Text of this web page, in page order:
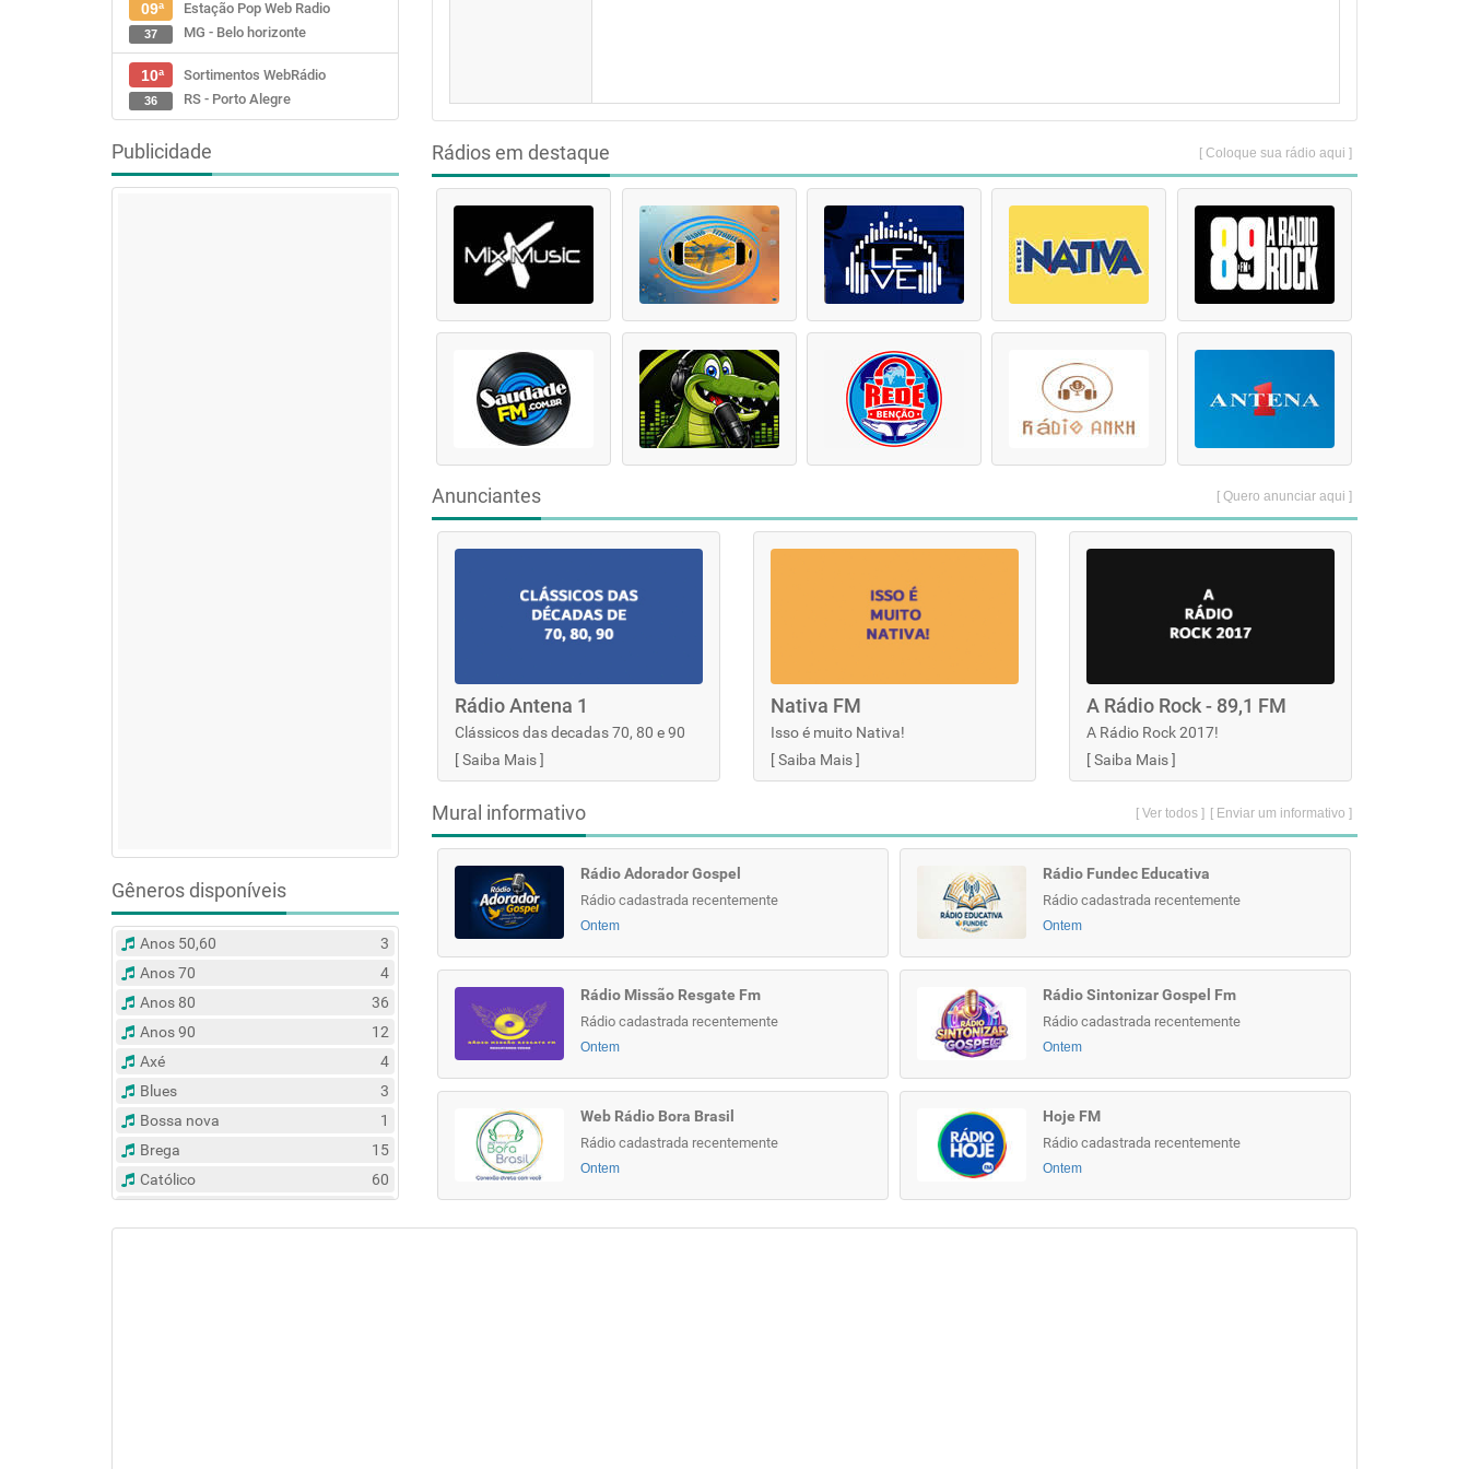
09ª
Estação Pop Web Radio
MG - Belo horizonte
37
10ª
Sortimentos WebRádio
RS - Porto Alegre
36
Publicidade
Gêneros disponíveis
Anos 50,60
3
Anos 70
4
Anos 80
36
Anos 90
12
Axé
4
Blues
3
Bossa nova
1
Brega
15
Católico
60
Rádios em destaque [ Coloque sua rádio aqui ]
Anunciantes [ Quero anunciar aqui ]
Rádio Antena 1
Clássicos das decadas 70, 80 e 90
[Saiba Mais]
Nativa FM
Isso é muito Nativa!
[Saiba Mais]
A Rádio Rock - 89,1 FM
A Rádio Rock 2017!
[Saiba Mais]
Mural informativo [ Enviar um informativo ]
[ Ver todos ]
Rádio Adorador Gospel
Rádio cadastrada recentemente
Ontem
Rádio Fundec Educativa
Rádio cadastrada recentemente
Ontem
Rádio Missão Resgate Fm
Rádio cadastrada recentemente
Ontem
Rádio Sintonizar Gospel Fm
Rádio cadastrada recentemente
Ontem
Web Rádio Bora Brasil
Rádio cadastrada recentemente
Ontem
Hoje FM
Rádio cadastrada recentemente
Ontem